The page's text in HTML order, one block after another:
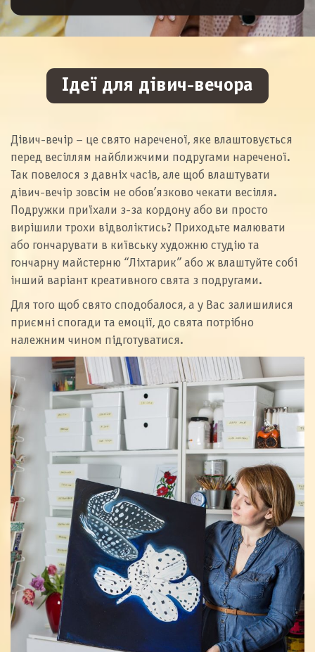
Ідеї для дівич-вечора
Дівич-вечір – це свято нареченої, яке влаштовується
перед весіллям найближчими подругами нареченої.
Так повелося з давніх часів, але щоб влаштувати
дівич-вечір зовсім не обов’язково чекати весілля.
Подружки приїхали з-за кордону або ви просто
вирішили трохи відволіктись? Приходьте малювати
або гончарувати в київську художню студію та
гончарну майстерню “Ліхтарик” або ж влаштуйте собі
інший варіант креативного свята з подругами.
Для того щоб свято сподобалося, а у Вас залишилися
приємні спогади та емоції, до свята потрібно
належним чином підготуватися.